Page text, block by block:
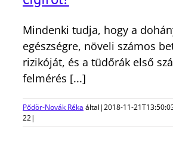
Mindenki tudja, hogy a
egészségre, növeli számos
rizikóját, és a tüdőrák első
felmérés [...]
Pődör-Novák Réka által|2018-11-
22|